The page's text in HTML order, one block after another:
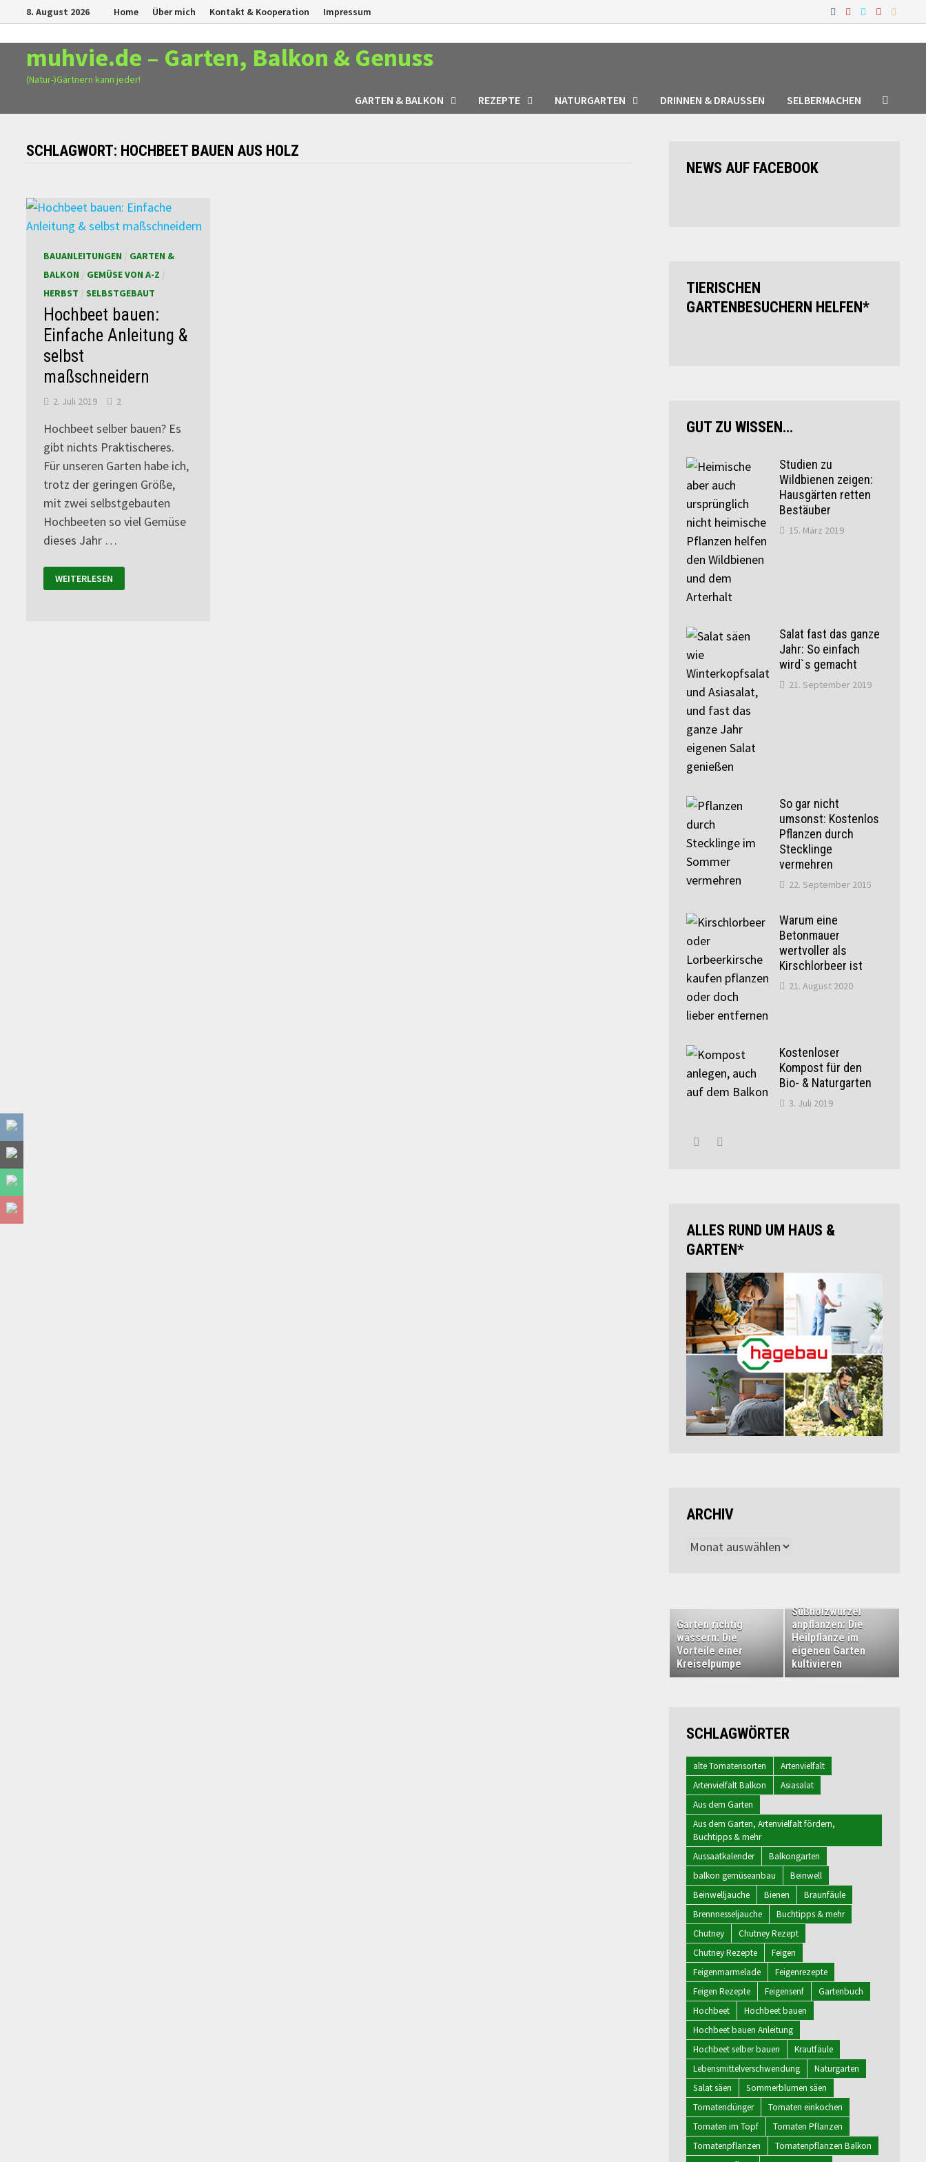
Zurück
zum
Inhalt
8. August 2026 Home Über mich Kontakt & Kooperation Impressum
muhvie.de – Garten, Balkon & Genuss
(Natur-)Gärtnern kann jeder!
GARTEN & BALKON REZEPTE NATURGARTEN DRINNEN & DRAUSSEN SELBERMACHEN
SCHLAGWORT: HOCHBEET BAUEN AUS HOLZ
BAUANLEITUNGEN
GARTEN &
BALKON
GEMÜSE VON A-Z
HERBST /SELBSTGEBAUT
Hochbeet bauen:
Einfache Anleitung &
selbst
maßschneidern
2. Juli 2019 2
Hochbeet selber bauen? Es
gibt nichts Praktischeres.
Für unseren Garten habe ich,
trotz der geringen Größe,
mit zwei selbstgebauten
Hochbeeten so viel Gemüse
dieses Jahr …
WEITERLESEN
NEWS AUF FACEBOOK
TIERISCHEN
GARTENBESUCHERN HELFEN*
GUT ZU WISSEN…
Studien zu
Wildbienen zeigen:
Hausgärten retten
Bestäuber
15. März 2019
Salat fast das ganze
Jahr: So einfach
wird`s gemacht
21. September 2019
So gar nicht
umsonst: Kostenlos
Pflanzen durch
Stecklinge
vermehren
22. September 2015
Warum eine
Betonmauer
wertvoller als
Kirschlorbeer ist
21. August 2020
Kostenloser
Kompost für den
Bio- & Naturgarten
3. Juli 2019
ALLES RUND UM HAUS &
GARTEN*
ARCHIV
Archiv
Garten richtig
wässern: Die
Vorteile einer
Kreiselpumpe
Süßholzwurzel
anpflanzen: Die
Heilpflanze im
eigenen Garten
kultivieren
SCHLAGWÖRTER
alte Tomatensorten
Artenvielfalt
Artenvielfalt Balkon
Asiasalat
Aus dem Garten
Aus dem Garten, Artenvielfalt fördern,
Buchtipps & mehr
Aussaatkalender
Balkongarten
balkon gemüseanbau
Beinwell
Beinwelljauche
Bienen
Braunfäule
Brennnesseljauche
Buchtipps & mehr
Chutney
Chutney Rezept
Chutney Rezepte
Feigen
Feigenmarmelade
Feigenrezepte
Feigen Rezepte
Feigensenf
Gartenbuch
Hochbeet
Hochbeet bauen
Hochbeet bauen Anleitung
Hochbeet selber bauen
Krautfäule
Lebensmittelverschwendung
Naturgarten
Salat säen
Sommerblumen säen
Tomatendünger
Tomaten einkochen
Tomaten im Topf
Tomaten Pflanzen
Tomatenpflanzen
Tomatenpflanzen Balkon